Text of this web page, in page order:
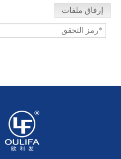
صمام الكرة السفلي لخزان التدفق مع تمديد الجذع PGQ81F
إرفاق ملفات